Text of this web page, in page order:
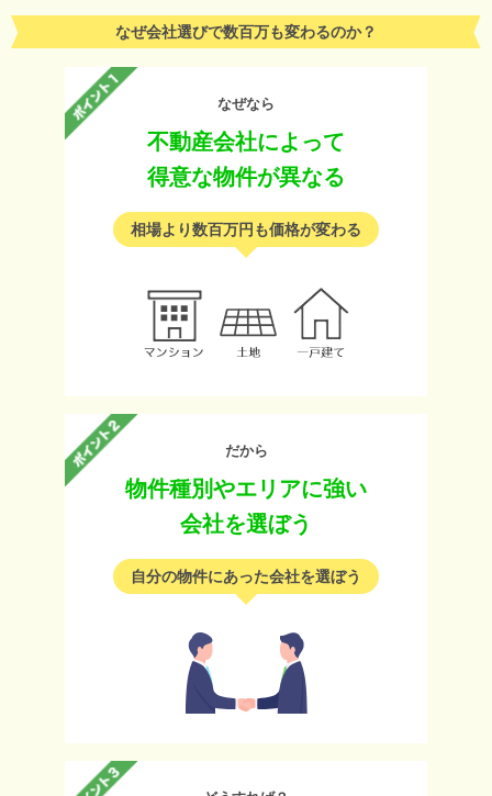
なぜ会社選びで数百万も変わるのか？
なぜなら
不動産会社によって
得意な物件が異なる
相場より数百万円も価格が変わる
だから
物件種別やエリアに強い
会社を選ぼう
自分の物件にあった会社を選ぼう